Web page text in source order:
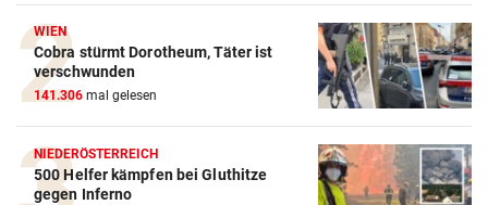
WIEN
Cobra stürmt Dorotheum, Täter ist
verschwunden
141.306 mal gelesen
NIEDERÖSTERREICH
500 Helfer kämpfen bei Gluthitze
gegen Inferno